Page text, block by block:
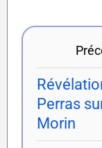
Perras
Morin